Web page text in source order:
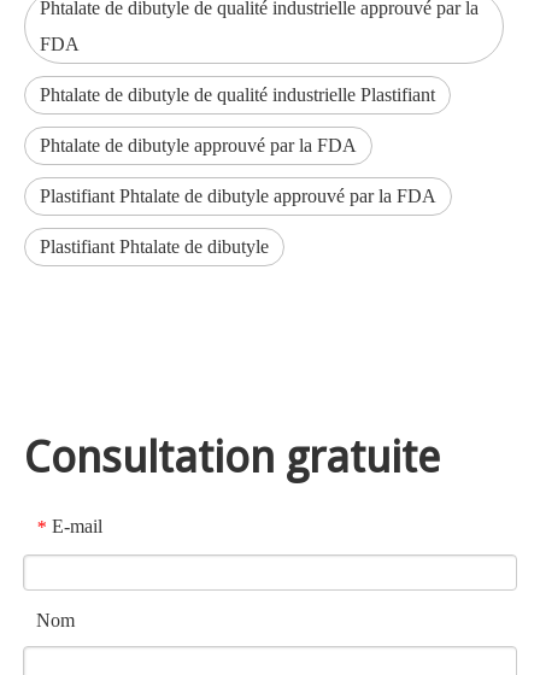
Phtalate de dibutyle de qualité industrielle approuvé par la
FDA
Phtalate de dibutyle de qualité industrielle Plastifiant
Phtalate de dibutyle approuvé par la FDA
Plastifiant Phtalate de dibutyle approuvé par la FDA
Plastifiant Phtalate de dibutyle
Consultation gratuite
* E-mail
Nom